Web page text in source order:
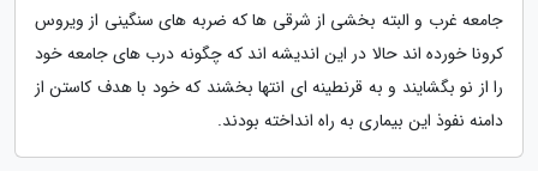
جامعه غرب و البته بخشی از شرقی ها که ضربه های سنگینی از ویروس
کرونا خورده اند حالا در این اندیشه اند که چگونه درب های جامعه خود
را از نو بگشایند و به قرنطینه ای انتها بخشند که خود با هدف کاستن از
دامنه نفوذ این بیماری به راه انداخته بودند.